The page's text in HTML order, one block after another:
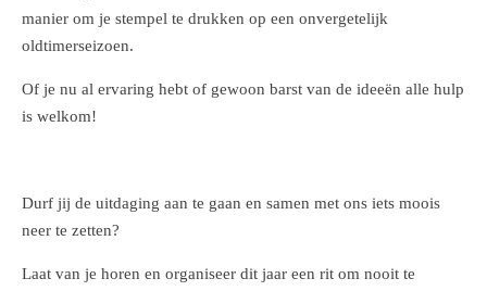
manier om je stempel te drukken op een onvergetelijk
oldtimerseizoen.
Of je nu al ervaring hebt of gewoon barst van de ideeën alle hulp
is welkom!
Durf jij de uitdaging aan te gaan en samen met ons iets moois
neer te zetten?
Laat van je horen en organiseer dit jaar een rit om nooit te